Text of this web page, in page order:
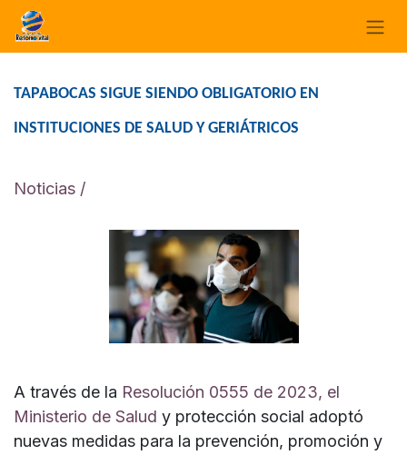
Ir al contenido
TAPABOCAS SIGUE SIENDO OBLIGATORIO EN
INSTITUCIONES DE SALUD Y GERIÁTRICOS
Noticias /
A través de la Resolución 0555 de 2023, el
Ministerio de Salud y protección social adoptó
nuevas medidas para la prevención, promoción y